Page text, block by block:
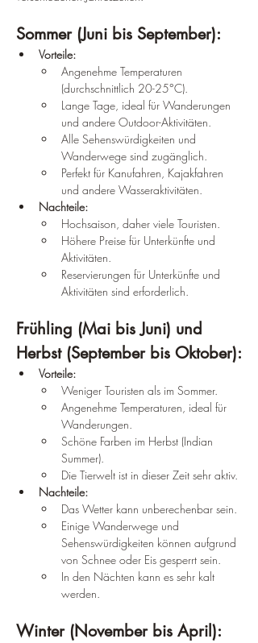
Sommer (Juni bis September):
Vorteile:
Angenehme Temperaturen
(durchschnittlich 20-25°C).
Lange Tage, ideal für Wanderungen
und andere Outdoor-Aktivitäten.
Alle Sehenswürdigkeiten und
Wanderwege sind zugänglich.
Perfekt für Kanufahren, Kajakfahren
und andere Wasseraktivitäten.
Nachteile:
Hochsaison, daher viele Touristen.
Höhere Preise für Unterkünfte und
Aktivitäten.
Reservierungen für Unterkünfte und
Aktivitäten sind erforderlich.
Frühling (Mai bis Juni) und
Herbst (September bis Oktober):
Vorteile:
Weniger Touristen als im Sommer.
Angenehme Temperaturen, ideal für
Wanderungen.
Schöne Farben im Herbst (Indian
Summer).
Die Tierwelt ist in dieser Zeit sehr aktiv.
Nachteile:
Das Wetter kann unberechenbar sein.
Einige Wanderwege und
Sehenswürdigkeiten können aufgrund
von Schnee oder Eis gesperrt sein.
In den Nächten kann es sehr kalt
werden.
Winter (November bis April):